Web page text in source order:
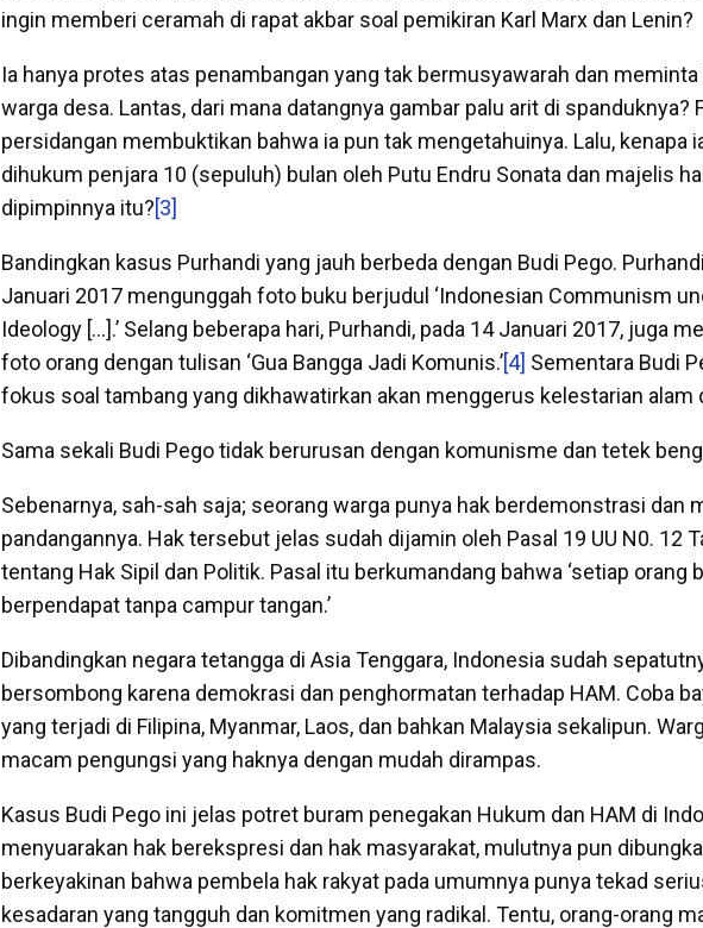
ingin memberi ceramah di rapat akbar soal pemikiran Karl Marx dan Lenin?
Ia hanya protes atas penambangan yang tak bermusyawarah dan
warga desa. Lantas, dari mana datangnya gambar palu arit di spanduknya?
persidangan membuktikan bahwa ia pun tak mengetahuinya. Lalu, kenapa
dihukum penjara 10 (sepuluh) bulan oleh Putu Endru Sonata dan majelis
dipimpinnya itu?[3]
Bandingkan kasus Purhandi yang jauh berbeda dengan Budi Pego.
Januari 2017 mengunggah foto buku berjudul ‘Indonesian Communism
Ideology […].’ Selang beberapa hari, Purhandi, pada 14 Januari 2017, juga
foto orang dengan tulisan ‘Gua Bangga Jadi Komunis.’[4] Sementara Budi
fokus soal tambang yang dikhawatirkan akan menggerus kelestarian alam
Sama sekali Budi Pego tidak berurusan dengan komunisme dan tetek
Sebenarnya, sah-sah saja; seorang warga punya hak berdemonstrasi dan
pandangannya. Hak tersebut jelas sudah dijamin oleh Pasal 19 UU N0. 12
tentang Hak Sipil dan Politik. Pasal itu berkumandang bahwa ‘setiap orang
berpendapat tanpa campur tangan.’
Dibandingkan negara tetangga di Asia Tenggara, Indonesia sudah
bersombong karena demokrasi dan penghormatan terhadap HAM. Coba
yang terjadi di Filipina, Myanmar, Laos, dan bahkan Malaysia sekalipun.
macam pengungsi yang haknya dengan mudah dirampas.
Kasus Budi Pego ini jelas potret buram penegakan Hukum dan HAM di
menyuarakan hak berekspresi dan hak masyarakat, mulutnya pun
berkeyakinan bahwa pembela hak rakyat pada umumnya punya tekad
kesadaran yang tangguh dan komitmen yang radikal. Tentu, orang-orang